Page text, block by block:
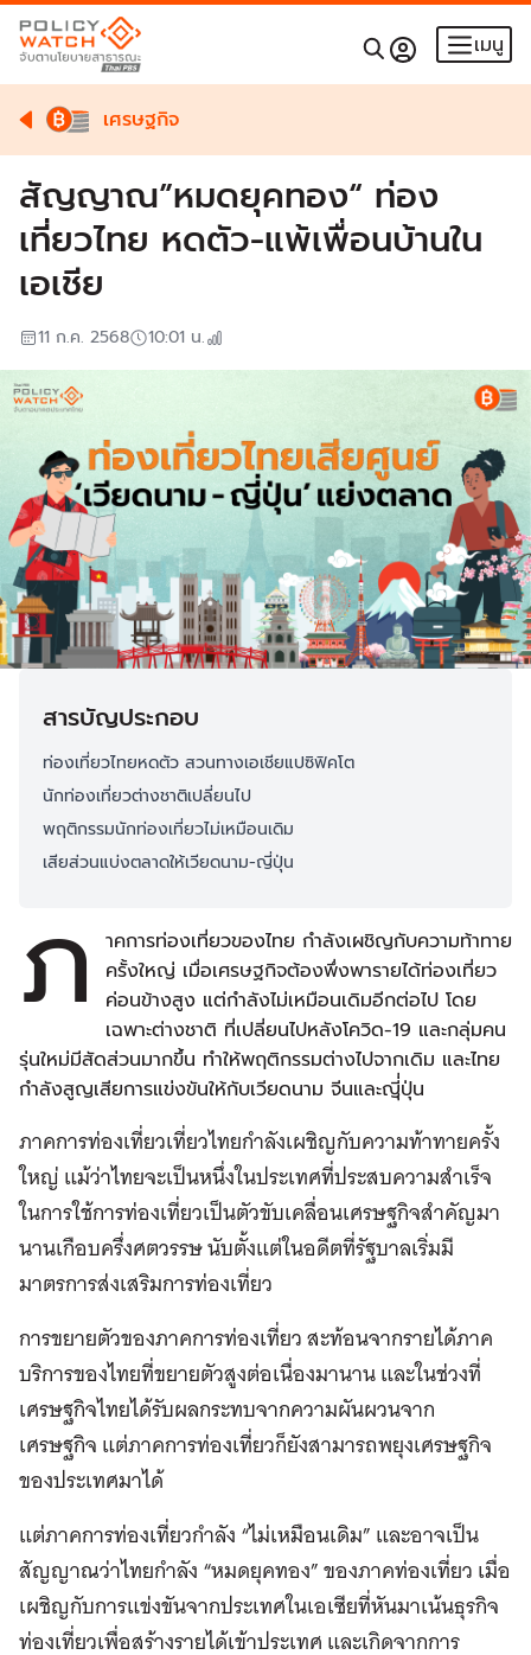
เมนู
เศรษฐกิจ
สัญญาณ”หมดยุคทอง“ ท่อง
เที่ยวไทย หดตัว-แพ้เพื่อนบ้านใน
เอเชีย
11 ก.ค. 2568 10:01 น.
สารบัญประกอบ
ท่องเที่ยวไทยหดตัว สวนทางเอเชียแปซิฟิคโต
นักท่องเที่ยวต่างชาติเปลี่ยนไป
พฤติกรรมนักท่องเที่ยวไม่เหมือนเดิม
เสียส่วนแบ่งตลาดให้เวียดนาม-ญี่ปุ่น
ภ
าคการท่องเที่ยวของไทย กำลังเผชิญกับความท้าทาย
ครั้งใหญ่ เมื่อเศรษฐกิจต้องพึ่งพารายได้ท่องเที่ยว
ค่อนข้างสูง แต่กำลังไม่เหมือนเดิมอีกต่อไป โดย
เฉพาะต่างชาติ ที่เปลี่ยนไปหลังโควิด-19 และกลุ่มคน
รุ่นใหม่มีสัดส่วนมากขึ้น ทำให้พฤติกรรมต่างไปจากเดิม และไทย
กำลังสูญเสียการแข่งขันให้กับเวียดนาม จีนและญีุ่่ปุ่น
ภาคการท่องเที่ยวเที่ยวไทยกำลังเผชิญกับความท้าทายครั้ง
ใหญ่ แม้ว่าไทยจะเป็นหนึ่งในประเทศที่ประสบความสำเร็จ
ในการใช้การท่องเที่ยวเป็นตัวขับเคลื่อนเศรษฐกิจสำคัญมา
นานเกือบครึ่งศตวรรษ นับตั้งแต่ในอดีตที่รัฐบาลเริ่มมี
มาตรการส่งเสริมการท่องเที่ยว
การขยายตัวของภาคการท่องเที่ยว สะท้อนจากรายได้ภาค
บริการของไทยที่ขยายตัวสูงต่อเนื่องมานาน และในช่วงที่
เศรษฐกิจไทยได้รับผลกระทบจากความผันผวนจาก
เศรษฐกิจ แต่ภาคการท่องเที่ยวก็ยังสามารถพยุงเศรษฐกิจ
ของประเทศมาได้
แต่ภาคการท่องเที่ยวกำลัง “ไม่เหมือนเดิม” และอาจเป็น
สัญญาณว่าไทยกำลัง “หมดยุคทอง” ของภาคท่องเที่ยว เมื่อ
เผชิญกับการแข่งขันจากประเทศในเอเซียที่หันมาเน้นธุรกิจ
ท่องเที่ยวเพื่อสร้างรายได้เข้าประเทศ และเกิดจากการ